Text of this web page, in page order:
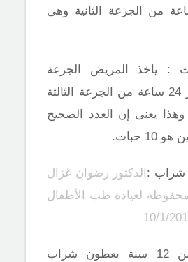
مرور 24 ساعة من الجرعة الثانية وهى
: ياخذ المريض الجرعة
الرابعة بعد مرور 24 ساعة من الجرعة الثالثة
يعنى إن العدد الصحيح
حبات.
شراب : الدكتور رضوان غزال
لعيادة طب الأطفال
الاطفال اقل من 12 سنة يعطون شراب